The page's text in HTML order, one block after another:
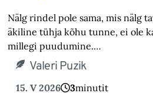
Nälg rindel pole sama, mis nälg
äkiline tühja kõhu tunne, ei ole
millegi puudumine.…
Valeri Puzik
15. V 2026 3minutit